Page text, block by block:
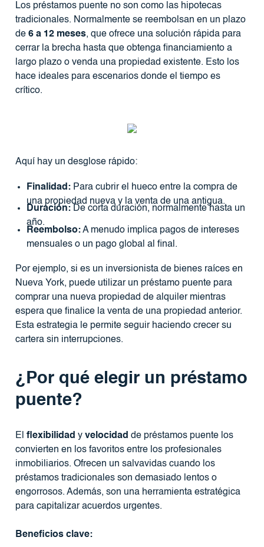
Los préstamos puente no son como las hipotecas
tradicionales. Normalmente se reembolsan en un plazo
de 6 a 12 meses, que ofrece una solución rápida para
cerrar la brecha hasta que obtenga financiamiento a
largo plazo o venda una propiedad existente. Esto los
hace ideales para escenarios donde el tiempo es
crítico.
Aquí hay un desglose rápido:
Finalidad:Para cubrir el hueco entre la compra de
una propiedad nueva y la venta de una antigua.
Duración:De corta duración, normalmente hasta un
año.
Reembolso:A menudo implica pagos de intereses
mensuales o un pago global al final.
Por ejemplo, si es un inversionista de bienes raíces en
Nueva York, puede utilizar un préstamo puente para
comprar una nueva propiedad de alquiler mientras
espera que finalice la venta de una propiedad anterior.
Esta estrategia le permite seguir haciendo crecer su
cartera sin interrupciones.
¿Por qué elegir un préstamo
puente?
El flexibilidad y velocidad de préstamos puente los
convierten en los favoritos entre los profesionales
inmobiliarios. Ofrecen un salvavidas cuando los
préstamos tradicionales son demasiado lentos o
engorrosos. Además, son una herramienta estratégica
para capitalizar acuerdos urgentes.
Beneficios clave: